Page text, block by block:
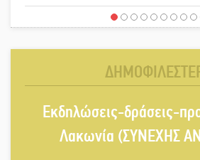
Στους ρυθμούς
δίνει «χρώμα»
Λαχίου
Εκδηλώσεις-δράσεις-
Λακωνία (ΣΥΝΕΧΗΣ